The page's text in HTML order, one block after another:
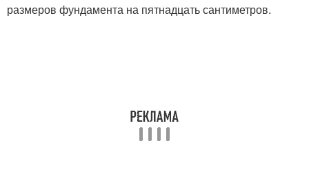
размеров фундамента на пятнадцать сантиметров.